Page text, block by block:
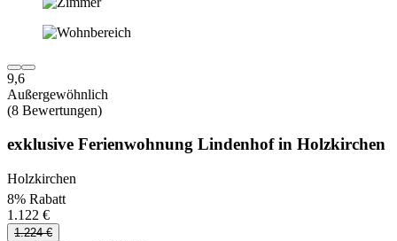
9,6
Außergewöhnlich
(8 Bewertungen)
exklusive Ferienwohnung Lindenhof in Holzkirchen
Holzkirchen
8% Rabatt
1.122 €
1.224 €